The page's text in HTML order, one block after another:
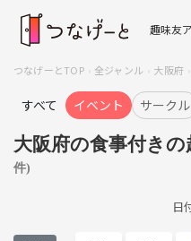
趣味友
つなげーとTOP 全ジャンル 大阪府
すべて イベント サークル
大阪府の食事付き
件)
日